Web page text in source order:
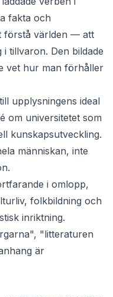
fakta och
förstå världen — att
tillvaron. Den bildade
vet hur man förhåller
upplysningens ideal
om universitetet som
kunskapsutveckling.
människan, inte
i omlopp,
folkbildning och
inriktning.
"litteraturen
är